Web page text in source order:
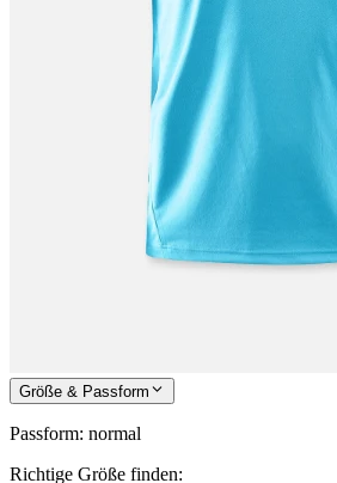
Größe & Passform
Passform: normal
Richtige Größe finden: